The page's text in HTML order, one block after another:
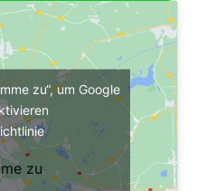
zu“, um Google
zu